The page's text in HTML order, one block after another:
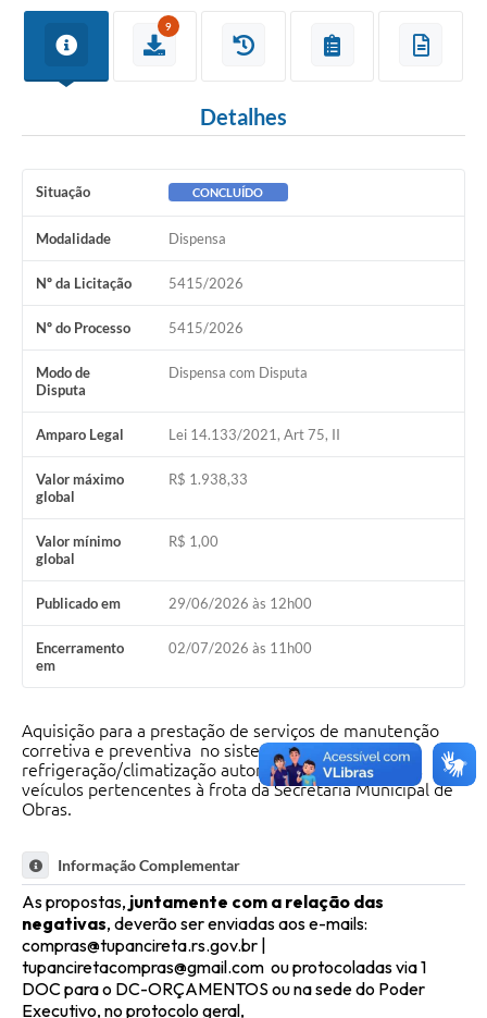
9
Detalhes
Situação CONCLUÍDO
Modalidade Dispensa
Nº da Licitação 5415/2026
Nº do Processo 5415/2026
Modo de
Disputa
Dispensa com Disputa
Amparo Legal Lei 14.133/2021, Art 75, II
Valor máximo
global
R$ 1.938,33
Valor mínimo
global
R$ 1,00
Publicado em 29/06/2026 às 12h00
Encerramento
em
02/07/2026 às 11h00
Aquisição para a prestação de serviços de manutenção
corretiva e preventiva no sistema de
refrigeração/climatização automotiva e as peças nos
veículos pertencentes à frota da Secretaria Municipal de
Obras.
Informação Complementar
As propostas, juntamente com a relação das
negativas, deverão ser enviadas aos e-mails:
compras@tupancireta.rs.gov.br |
tupanciretacompras@gmail.com ou protocoladas via 1
DOC para o DC-ORÇAMENTOS ou na sede do Poder
Executivo, no protocolo geral,